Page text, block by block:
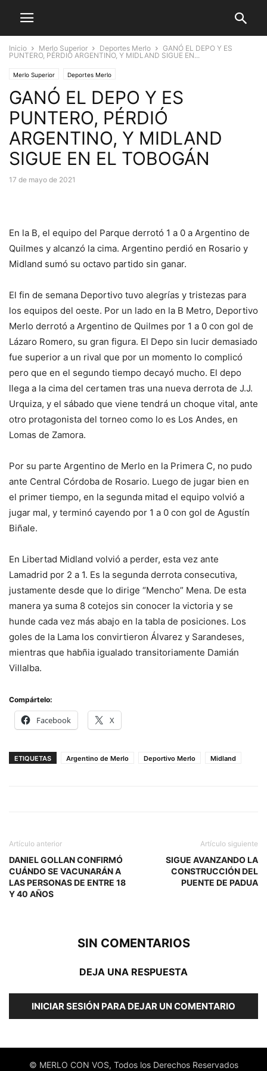
Inicio Merlo Superior Deportes Merlo
GANÓ EL DEPO Y ES
PUNTERO, PÉRDIÓ ARGENTINO, Y MIDLAND SIGUE EN...
Merlo Superior Deportes Merlo
GANÓ EL DEPO Y ES
PUNTERO, PÉRDIÓ
ARGENTINO, Y MIDLAND
SIGUE EN EL TOBOGÁN
17 de mayo de 2021
En la B, el equipo del Parque derrotó 1 a 0 a Argentino de
Quilmes y alcanzó la cima. Argentino perdió en Rosario y
Midland sumó su octavo partido sin ganar.
El fin de semana Deportivo tuvo alegrías y tristezas para
los equipos del oeste. Por un lado en la B Metro, Deportivo
Merlo derrotó a Argentino de Quilmes por 1 a 0 con gol de
Lázaro Romero, su gran figura. El Depo sin lucir demasiado
fue superior a un rival que por un momento lo complicó
pero que en el segundo tiempo decayó mucho. El depo
llega a la cima del certamen tras una nueva derrota de J.J.
Urquiza, y el sábado que viene tendrá un choque vital, ante
otro protagonista del torneo como lo es Los Andes, en
Lomas de Zamora.
Por su parte Argentino de Merlo en la Primera C, no pudo
ante Central Córdoba de Rosario. Luego de jugar bien en
el primer tiempo, en la segunda mitad el equipo volvió a
jugar mal, y terminó cayendo por 1 a 0 con gol de Agustín
Biñale.
En Libertad Midland volvió a perder, esta vez ante
Lamadrid por 2 a 1. Es la segunda derrota consecutiva,
justamente desde que lo dirige “Mencho” Mena. De esta
manera ya suma 8 cotejos sin conocer la victoria y se
hunde cada vez más abajo en la tabla de posiciones. Los
goles de la Lama los convirtieron Álvarez y Sarandeses,
mientras que habñia igualado transitoriamente Damián
Villalba.
Compártelo:
Facebook X
ETIQUETAS Argentino de Merlo Deportivo Merlo Midland
Artículo anterior
DANIEL GOLLAN CONFIRMÓ
CUÁNDO SE VACUNARÁN A
LAS PERSONAS DE ENTRE 18
Y 40 AÑOS
Artículo siguiente
SIGUE AVANZANDO LA
CONSTRUCCIÓN DEL
PUENTE DE PADUA
SIN COMENTARIOS
DEJA UNA RESPUESTA
INICIAR SESIÓN PARA DEJAR UN COMENTARIO
© MERLO CON VOS, Todos los Derechos Reservados